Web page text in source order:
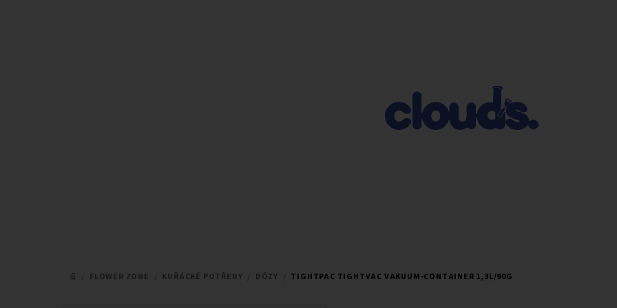
DOMŮFLOWER ZONE KUŘÁCKÉ POTŘEBY DÓZY TIGHTPAC TIGHTVAC VAKUUM-CONTAINER 1,3L/90G